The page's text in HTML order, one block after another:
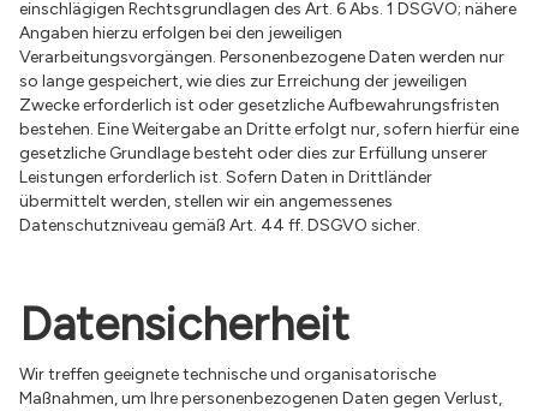
einschlägigen Rechtsgrundlagen des Art. 6 Abs. 1 DSGVO; nähere
Angaben hierzu erfolgen bei den jeweiligen
Verarbeitungsvorgängen. Personenbezogene Daten werden nur
so lange gespeichert, wie dies zur Erreichung der jeweiligen
Zwecke erforderlich ist oder gesetzliche Aufbewahrungsfristen
bestehen. Eine Weitergabe an Dritte erfolgt nur, sofern hierfür eine
gesetzliche Grundlage besteht oder dies zur Erfüllung unserer
Leistungen erforderlich ist. Sofern Daten in Drittländer
übermittelt werden, stellen wir ein angemessenes
Datenschutzniveau gemäß Art. 44 ff. DSGVO sicher.
Datensicherheit
Wir treffen geeignete technische und organisatorische
Maßnahmen, um Ihre personenbezogenen Daten gegen Verlust,